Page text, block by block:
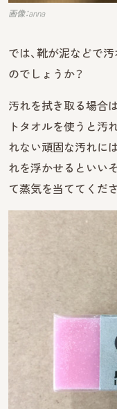
画像：anna
では、靴が泥などで
のでしょうか？
汚れを拭き取る場合
トタオルを使うと汚
れない頑固な汚れに
れを浮かせるといい
て蒸気を当ててくださ